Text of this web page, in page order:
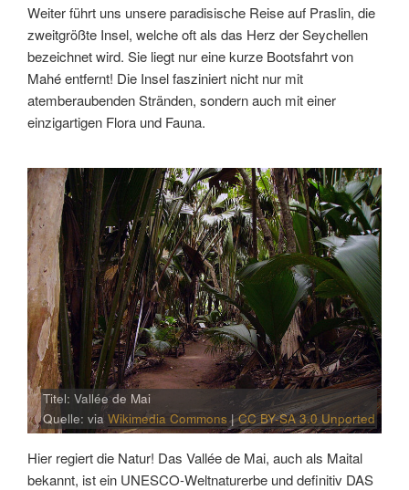
Weiter führt uns unsere paradisische Reise auf Praslin, die
zweitgrößte Insel, welche oft als das Herz der Seychellen
bezeichnet wird. Sie liegt nur eine kurze Bootsfahrt von
Mahé entfernt! Die Insel fasziniert nicht nur mit
atemberaubenden Stränden, sondern auch mit einer
einzigartigen Flora und Fauna.
Titel: Vallée de Mai
Quelle: viaWikimedia Commons|CC BY-SA 3.0 Unported
Hier regiert die Natur! Das Vallée de Mai, auch als Maital
bekannt, ist ein UNESCO-Weltnaturerbe und definitiv DAS